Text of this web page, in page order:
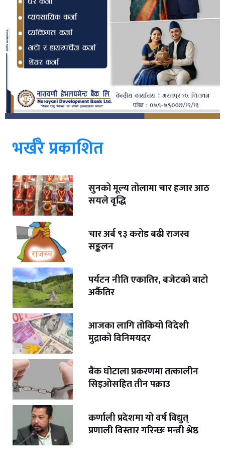
भर्खरै प्रकाशित
सुनको मूल्य तोलामा चार हजार आठ
सयले वृद्धि
चार अर्ब ९३ करोड बढी राजस्व
सङ्कलन
पर्यटन नीति एकातिर, बजेटको बाटो
अर्कैतिर
आजका लागि तोकियो विदेशी
मुद्राको विनिमयदर
बैंक घोटाला प्रकरणमा तत्कालीन
सिइओसहित तीन पक्राउ
कर्णाली प्रदेशमा यो वर्ष विद्युत्
प्रणाली विस्तार गरिन्छः मन्त्री श्रेष्ठ